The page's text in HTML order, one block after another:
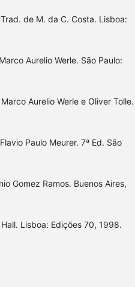
de M. da C. Costa. Lisboa:
Aurelio Werle. São Paulo:
Aurelio Werle e Oliver Tolle.
Paulo Meurer. 7ª Ed. São
Gomez Ramos. Buenos Aires,
Hall. Lisboa: Edições 70, 1998.